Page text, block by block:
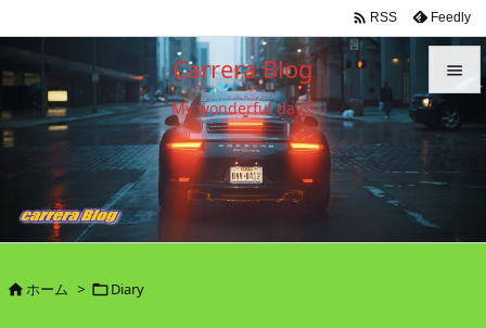
Carrera Blog
My wonderful days!


メニュ

 RSS Feedly
ホーム > Diary